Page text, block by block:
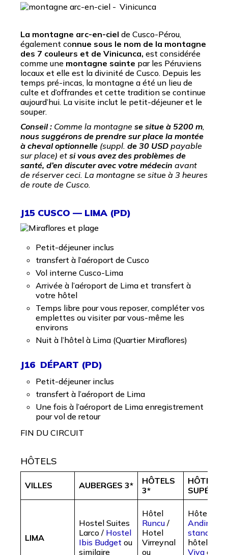
La montagne arc-en-ciel de Cusco-Pérou,
également connue sous le nom de la montagne
des 7 couleurs et de Vinicunca, est considérée
comme une montagne sainte par les Péruviens
locaux et elle est la divinité de Cusco. Depuis les
temps pré-incas, la montagne a été un lieu de
culte et d’offrandes et cette tradition se continue
aujourd’hui. La visite inclut le petit-déjeuner et le
souper.
Conseil : Comme la montagne se situe à 5200 m,
nous suggérons de prendre sur place la montée
à cheval optionnelle (suppl. de 30 USD payable
sur place) et si vous avez des problèmes de
santé, d’en discuter avec votre médecin avant
de réserver ceci. La montagne se situe à 3 heures
de route de Cusco.
J15 CUSCO — LIMA (PD)
Petit-déjeuner inclus
transfert à l’aéroport de Cusco
Vol interne Cusco-Lima
Arrivée à l’aéroport de Lima et transfert à
votre hôtel
Temps libre pour vous reposer, compléter vos
emplettes ou visiter par vous-même les
environs
Nuit à l’hôtel à Lima (Quartier Miraflores)
J16 DÉPART (PD)
Petit-déjeuner inclus
transfert à l’aéroport de Lima
Une fois à l’aéroport de Lima enregistrement
pour vol de retour
FIN DU CIRCUIT
HÔTELS
VILLES AUBERGES 3*
HÔTELS
3*
HÔTELS
LIMA
Hostel Suites
Larco / Hostel
Ibis Budget ou
similaire
Hôtel
Runcu /
Hotel
Virreynal
ou
Hôtel
Andina
standard
hôtel
Viva ou